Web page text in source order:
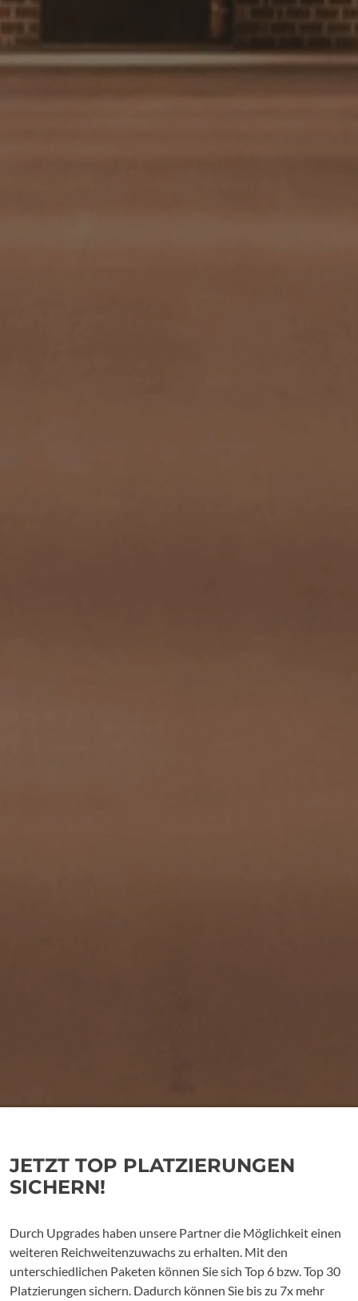
JETZT TOP PLATZIERUNGEN
SICHERN!
Durch Upgrades haben unsere Partner die Möglichkeit einen
weiteren Reichweitenzuwachs zu erhalten. Mit den
unterschiedlichen Paketen können Sie sich Top 6 bzw. Top 30
Platzierungen sichern. Dadurch können Sie bis zu 7x mehr